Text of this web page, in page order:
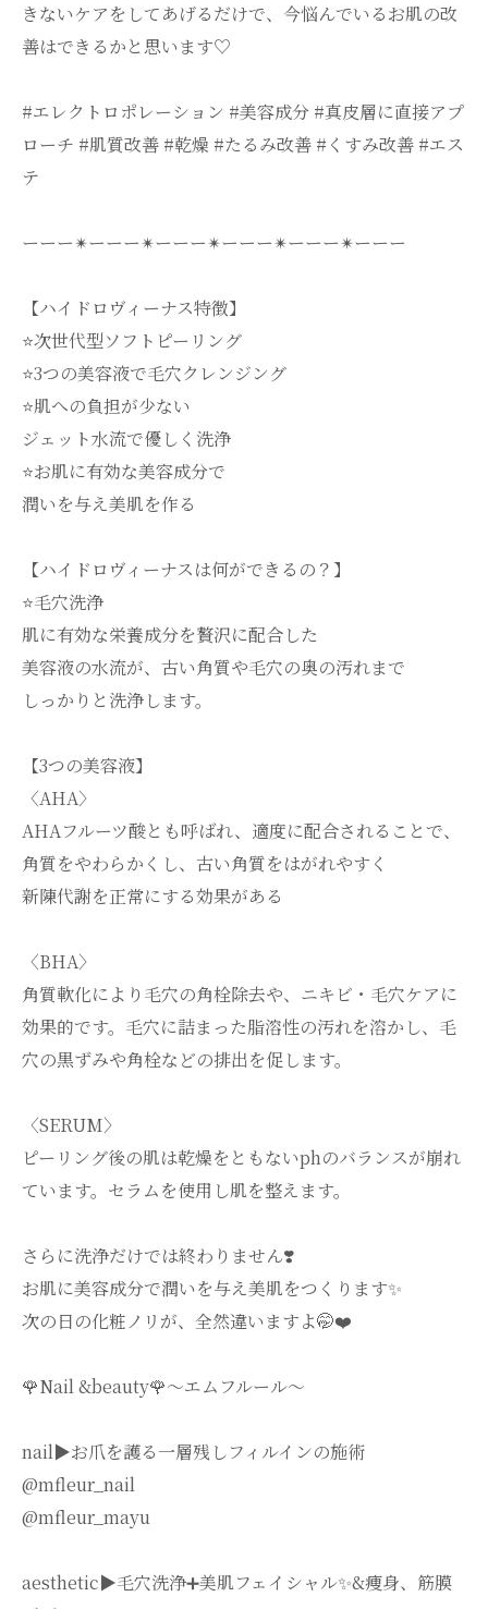
きないケアをしてあげるだけで、今悩んでいるお肌の改
善はできるかと思います♡
#エレクトロポレーション #美容成分 #真皮層に直接アプ
ローチ #肌質改善 #乾燥 #たるみ改善 #くすみ改善 #エス
テ
ーーー✴︎ーーー✴︎ーーー✴︎ーーー✴︎ーーー✴︎ーーー
【ハイドロヴィーナス特徴】
⭐️次世代型ソフトピーリング
⭐️3つの美容液で毛穴クレンジング
⭐️肌への負担が少ない
ジェット水流で優しく洗浄
⭐️お肌に有効な美容成分で
潤いを与え美肌を作る
【ハイドロヴィーナスは何ができるの？】
⭐️毛穴洗浄
肌に有効な栄養成分を贅沢に配合した
美容液の水流が、古い角質や毛穴の奥の汚れまで
しっかりと洗浄します。
【3つの美容液】
〈AHA〉
AHAフルーツ酸とも呼ばれ、適度に配合されることで、
角質をやわらかくし、古い角質をはがれやすく
新陳代謝を正常にする効果がある
〈BHA〉
角質軟化により毛穴の角栓除去や、ニキビ・毛穴ケアに
効果的です。毛穴に詰まった脂溶性の汚れを溶かし、毛
穴の黒ずみや角栓などの排出を促します。
〈SERUM〉
ピーリング後の肌は乾燥をともないphのバランスが崩れ
ています。セラムを使用し肌を整えます。
さらに洗浄だけでは終わりません❣️
お肌に美容成分で潤いを与え美肌をつくります✨
次の日の化粧ノリが、全然違いますよ🤭❤️
🌹Nail &beauty🌹〜エムフルール〜
nail▶︎お爪を護る一層残しフィルインの施術
@mfleur_nail
@mfleur_mayu
aesthetic▶︎毛穴洗浄➕美肌フェイシャル✨&痩身、筋膜